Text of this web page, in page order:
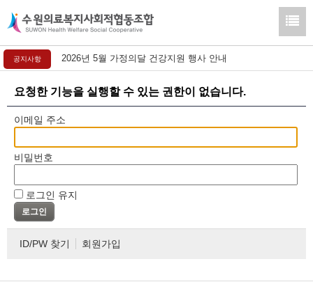
공지사항 2026년 5월 가정의달 건강지원 행사 안내
요청한 기능을 실행할 수 있는 권한이 없습니다.
이메일 주소
비밀번호
로그인 유지
ID/PW 찾기 회원가입